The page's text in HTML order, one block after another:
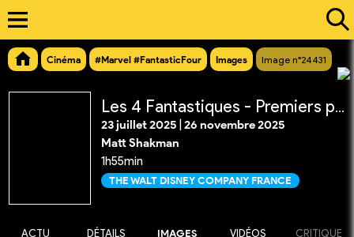
Cinéma #Marvel #FantasticFour Images Image n°24431
Les 4 Fantastiques - Premiers pas
23 juillet 2025 26 novembre 2025
Matt Shakman
1h55min
THE WALT DISNEY COMPANY FRANCE
ACTU DÉTAILS IMAGES VIDÉOS CRITIQUE